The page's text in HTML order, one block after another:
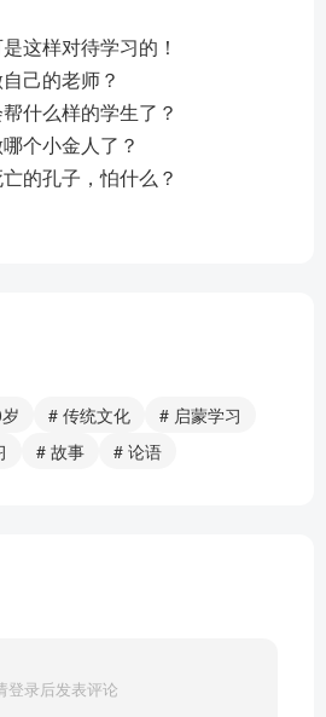
这样对待学习的！
己的老师？
什么样的学生了？
个小金人了？
的孔子，怕什么？
犯错了？
子？孔子说需要这样做
正孝敬父母了？
家命运？
男子汉是这样！
门夸赞的树是它！
者的区别是什么？
# 传统文化
# 启蒙学习
# 故事 # 论语
登录后发表评论